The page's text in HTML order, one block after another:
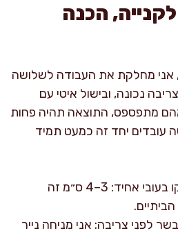
הכנה
אני מחלקת את העבודה לשלושה
נכונה, ובישול איטי עם
מתפספס, התוצאה תהיה פחות
יחד זה כמעט תמיד
בקשו מהקצב אוסובוקו בעובי אחיד: 3–4 ס״מ זה
לפני צריבה: אני מניחה נייר